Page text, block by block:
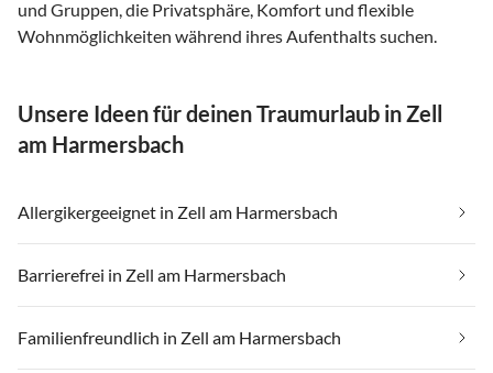
und Gruppen, die Privatsphäre, Komfort und flexible
Wohnmöglichkeiten während ihres Aufenthalts suchen.
Unsere Ideen für deinen Traumurlaub in Zell
am Harmersbach
Allergikergeeignet in Zell am Harmersbach
Barrierefrei in Zell am Harmersbach
Familienfreundlich in Zell am Harmersbach